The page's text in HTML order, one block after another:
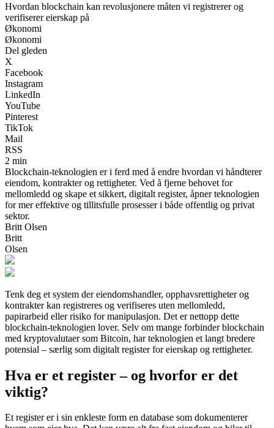
Hvordan blockchain kan revolusjonere måten vi registrerer og
verifiserer eierskap på
Økonomi
Økonomi
Del gleden
X
Facebook
Instagram
LinkedIn
YouTube
Pinterest
TikTok
Mail
RSS
2 min
Blockchain-teknologien er i ferd med å endre hvordan vi håndterer
eiendom, kontrakter og rettigheter. Ved å fjerne behovet for
mellomledd og skape et sikkert, digitalt register, åpner teknologien
for mer effektive og tillitsfulle prosesser i både offentlig og privat
sektor.
Britt Olsen
Britt
Olsen
Tenk deg et system der eiendomshandler, opphavsrettigheter og
kontrakter kan registreres og verifiseres uten mellomledd,
papirarbeid eller risiko for manipulasjon. Det er nettopp dette
blockchain-teknologien lover. Selv om mange forbinder blockchain
med kryptovalutaer som Bitcoin, har teknologien et langt bredere
potensial – særlig som digitalt register for eierskap og rettigheter.
Hva er et register – og hvorfor er det
viktig?
Et register er i sin enkleste form en database som dokumenterer